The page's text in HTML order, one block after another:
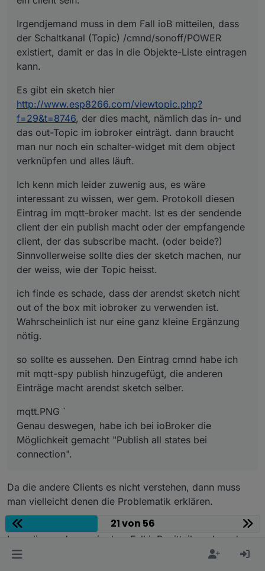
Irgendjemand muss in dem Fall ioB mitteilen, dass
der Schaltkanal (Topic) /cmnd/sonoff/POWER
existiert, damit er das in die Objekte-Liste eintragen
kann.
Es gibt ein sketch hier
http://www.esp8266.com/viewtopic.php?
f=29&t=8746, der dies macht, nämlich das in- und
das out-Topic im iobroker einträgt. dann braucht
man nur noch ein schalter-widget mit dem object
verknüpfen und alles läuft.
Ich kenn mich leider zuwenig aus, es wäre
interessant zu wissen, wer gem. Protokoll diesen
Eintrag im mqtt-broker macht. Ist es der sendende
client der ein publish macht oder der empfangende
client, der das subscribe macht. (oder beide?)
Sinnvollerweise sollte dies der sketch machen, nur
der weiss, wie der Topic heisst.
ich finde es schade, dass der arendst sketch nicht
out of the box mit iobroker zu verwenden ist.
Wahrscheinlich ist nur eine ganz kleine Ergänzung
nötig.
so sollte es aussehen. Den Eintrag cmnd habe ich
mit mqtt-spy publish hinzugefügt, die anderen
Einträge macht arendst sketch selber.
mqtt.PNG `
Genau deswegen, habe ich bei ioBroker die
Möglichkeit gemacht "Publish all states bei
connection".
Da die andere Clients es nicht verstehen, dann muss
man vielleicht denen die Problematik erklären.
Man kann händisch im Admin so ein State erzeugen
Irgendjemand muss in dem Fall ioB mitteilen, dass der
Schaltkanal (Topic) "mqtt.0.cmnd.sonoff.POWER"
21 von 56